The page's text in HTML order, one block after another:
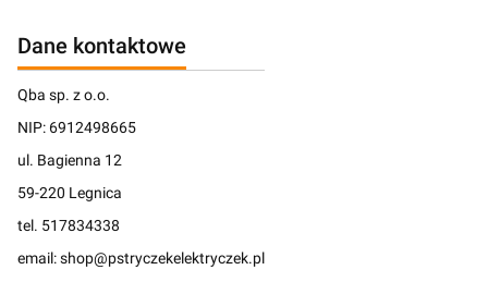
Dane kontaktowe
Qba sp. z o.o.
NIP: 6912498665
ul. Bagienna 12
59-220 Legnica
tel. 517834338
email: shop@pstryczekelektryczek.pl